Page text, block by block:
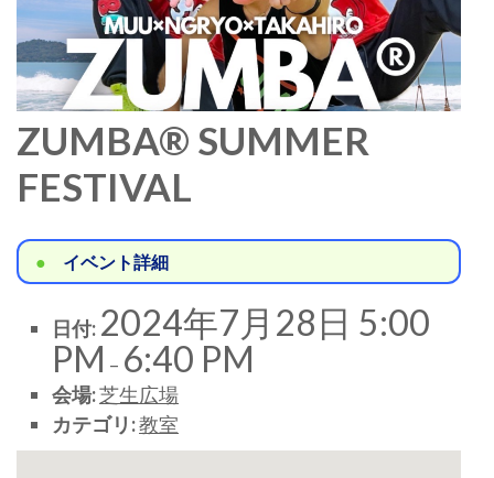
ZUMBA®︎ SUMMER
FESTIVAL
イベント詳細
日付: 2024年7月28日 5:00
PM – 6:40 PM
会場:芝生広場
カテゴリ:教室